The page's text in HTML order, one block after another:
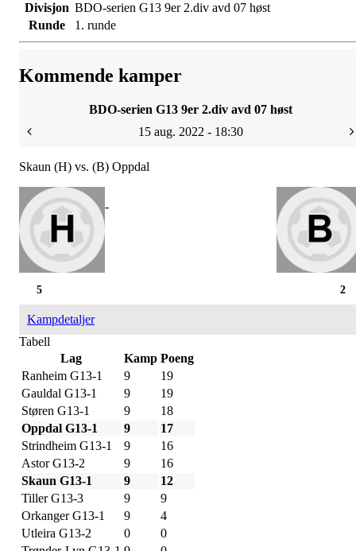
Divisjon BDO-serien G13 9er 2.div avd 07 høst
Runde
1. runde
Kommende kamper
BDO-serien G13 9er 2.div avd 07 høst
15 aug. 2022 - 18:30
Skaun (H) vs. (B) Oppdal
-
2
5
Kampdetaljer
Tabell
Lag
Kamp Poeng
Ranheim G13-1
9
19
Gauldal G13-1
9
19
Støren G13-1
9
18
Oppdal G13-1
9
17
Strindheim G13-1
9
16
Astor G13-2
9
16
Skaun G13-1
9
12
Tiller G13-3
9
9
Orkanger G13-1
9
4
Utleira G13-2
0
0